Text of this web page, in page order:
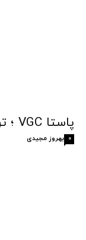
پاستا VGC ؛ ترکیبی برنده در وعده های غذایی
بهروز مجیدی 0